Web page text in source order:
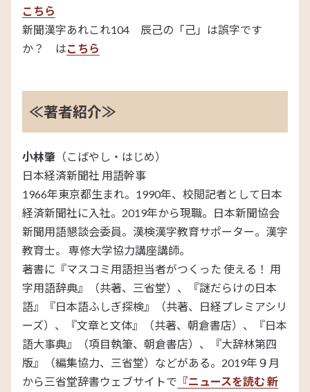
こちら
新聞漢字あれこれ104 辰己の「己」は誤字です
か？ はこちら
≪著者紹介≫
小林肇（こばやし・はじめ）
日本経済新聞社 用語幹事
1966年東京都生まれ。1990年、校閲記者として日本
経済新聞社に入社。2019年から現職。日本新聞協会
新聞用語懇談会委員。漢検漢字教育サポーター。漢字
教育士。 専修大学協力講座講師。
著書に『マスコミ用語担当者がつくった 使える！ 用
字用語辞典』（共著、三省堂）、『謎だらけの日本
語』『日本語ふしぎ探検』（共著、日経プレミアシリ
ーズ）、『文章と文体』（共著、朝倉書店）、『日本
語大事典』（項目執筆、朝倉書店）、『大辞林第四
版』（編集協力、三省堂）などがある。2019年９月
から三省堂辞書ウェブサイトで 『ニュースを読む 新